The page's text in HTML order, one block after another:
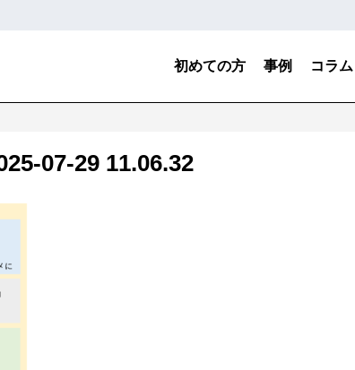
初めての方 事例 コラム
07-29 11.06.32